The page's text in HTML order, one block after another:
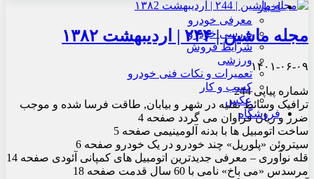
اخبار
معرفی خودرو
بررسی خودرو
شرایط فروش
ورزشی
تعمیرات و نکات فنی خودرو
کسب و کار
عکس
فروشگاه
مجله ماشین | ۲۴۴ | اردیبهشت ۱۳۸۲
۱۴۰۱-۰۶-۰۹
شماره پیاپی 244
ترافیک وسائط نقلیه در شهر و بیابان, طاقت فرسا شده و موجب
ضرر و زیان فراوان می گردد صفحه 4
ساخت اتومبیل ها با بدنه آلومینیمی صفحه 5
سیتروئن «پلوریل» چند خودرو در یک خودرو صفحه 6
قله نوآوری – معرفی جدیدترین اتومبیل های کمپانی آئودی صفحه 14
مرسدس «می باخ» نامی با 60 سال قدمت صفحه 18